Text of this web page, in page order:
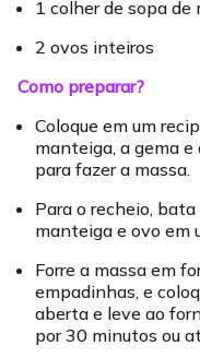
1 colher de sopa de
2 ovos inteiros
Como preparar?
Coloque em um
manteiga, a gema e
para fazer a massa.
Para o recheio,
manteiga e ovo em
Forre a massa em
empadinhas, e
aberta e leve ao
por 30 minutos ou